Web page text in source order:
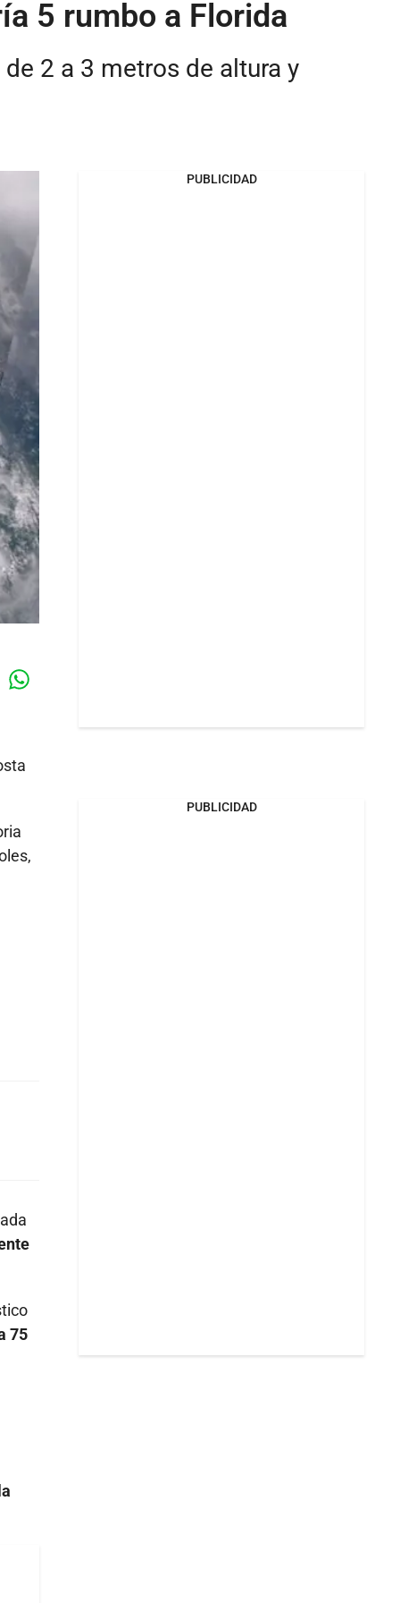
5 rumbo a Florida
2 a 3 metros de altura y
75
PUBLICIDAD
PUBLICIDAD